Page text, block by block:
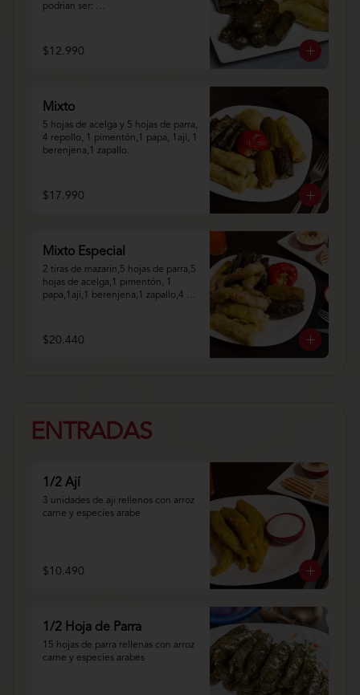
podrian ser:
$12.990
Mixto
5 hojas de acelga y 5 hojas de parra,
4 repollo, 1 pimentón,1 papa, 1ají, 1
berenjena,1 zapallo.
$17.990
Mixto Especial
2 tiras de mazarin,5 hojas de parra,5
hojas de acelga,1 pimentón, 1
papa,1ají,1 berenjena,1 zapallo,4
$20.440
ENTRADAS
1/2 Ají
3 unidades de aji rellenos con arroz
carne y especies arabe
$10.490
1/2 Hoja de Parra
15 hojas de parra rellenas con arroz
carne y especies arabes